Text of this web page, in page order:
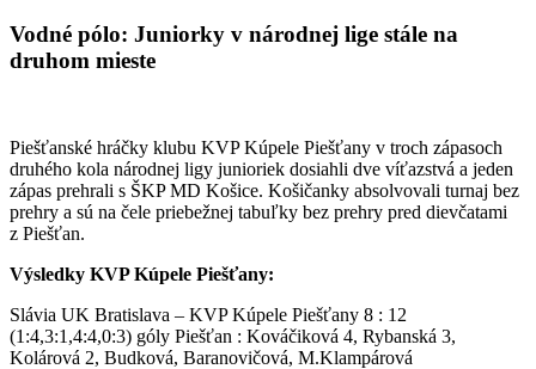
Vodné pólo: Juniorky v národnej lige stále na
druhom mieste
Piešťanské hráčky klubu KVP Kúpele Piešťany v troch zápasoch
druhého kola národnej ligy junioriek dosiahli dve víťazstvá a jeden
zápas prehrali s ŠKP MD Košice. Košičanky absolvovali turnaj bez
prehry a sú na čele priebežnej tabuľky bez prehry pred dievčatami
z Piešťan.
Výsledky KVP Kúpele Piešťany:
Slávia UK Bratislava – KVP Kúpele Piešťany 8 : 12
(1:4,3:1,4:4,0:3) góly Piešťan : Kováčiková 4, Rybanská 3,
Kolárová 2, Budková, Baranovičová, M.Klampárová